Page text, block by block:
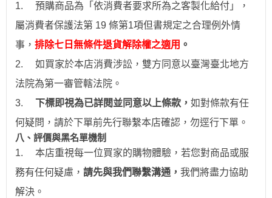
1.
預購商品為「依消費者要求所為之客製化給付」，
屬消費者保護法第 19 條第1項但書規定之合理例外情
事， 排除七日無條件退貨解除權之適用 。
2.
如買家於本店消費涉訟，雙方同意以臺灣臺北地方
法院為第一審管轄法院。
3.
下標即視為已詳閱並同意以上條款， 如對條款有任
何疑問，請於下單前先行聯繫本店確認，勿逕行下單。
八、評價與黑名單機制
1.
本店重視每一位買家的購物體驗，若您對商品或服
務有任何疑慮， 請先與我們聯繫溝通， 我們將盡力協助
解決。